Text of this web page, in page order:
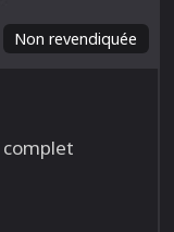
Non revendiquée